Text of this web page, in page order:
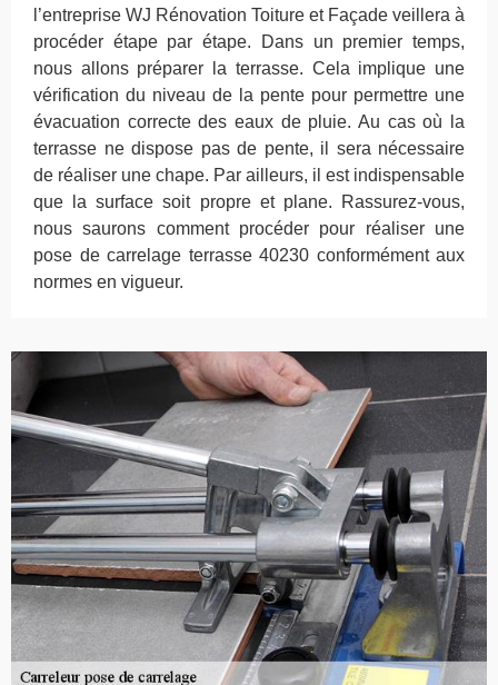
l’entreprise WJ Rénovation Toiture et Façade veillera à
procéder étape par étape. Dans un premier temps,
nous allons préparer la terrasse. Cela implique une
vérification du niveau de la pente pour permettre une
évacuation correcte des eaux de pluie. Au cas où la
terrasse ne dispose pas de pente, il sera nécessaire
de réaliser une chape. Par ailleurs, il est indispensable
que la surface soit propre et plane. Rassurez-vous,
nous saurons comment procéder pour réaliser une
pose de carrelage terrasse 40230 conformément aux
normes en vigueur.